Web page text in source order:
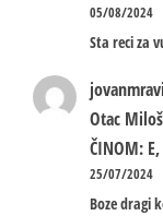
05/08/2024
Sta reci za
Otac
ČINOM:
25/07/2024
Boze dragi